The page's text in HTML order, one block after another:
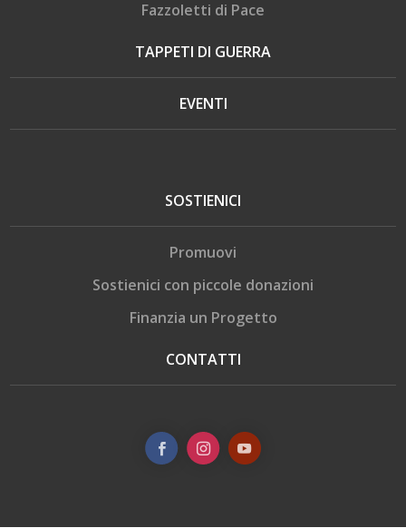
Fazzoletti di Pace
TAPPETI DI GUERRA
EVENTI
SOSTIENICI
Promuovi
Sostienici con piccole donazioni
Finanzia un Progetto
CONTATTI